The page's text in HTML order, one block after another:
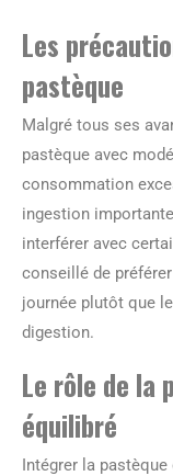
Les
pastèque
Malgré tous ses
pastèque avec
consommation
ingestion
interférer avec
conseillé de
journée plutôt que
digestion.
Le rôle de la
équilibré
Intégrer la